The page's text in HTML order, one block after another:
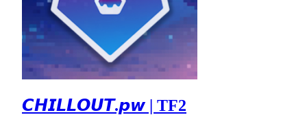
𝘾𝙃𝙄𝙇𝙇𝙊𝙐𝙏.𝙥𝙬 | TF2